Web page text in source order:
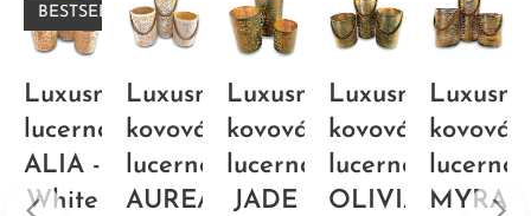
Luxusní
lucerna
ALIA -
White
BESTSELLER
Luxusní
kovová
lucerna
AUREA
Luxusní
kovová
lucerna
JADE
Luxusní
kovová
lucerna
OLIVIA
Luxusní
kovová
lucerna
MYRA